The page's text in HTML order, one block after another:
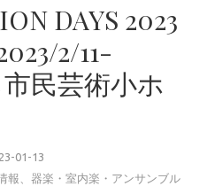
DAYS 2023
2/11-
民芸術小ホ
01-13
報
器楽・室内楽・アンサンブル